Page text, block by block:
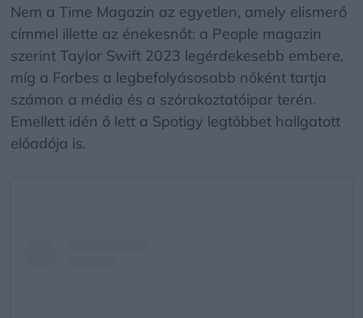
Nem a Time Magazin az egyetlen, amely elismerő
címmel illette az énekesnőt: a People magazin
szerint Taylor Swift 2023 legérdekesebb embere,
míg a Forbes a legbefolyásosabb nőként tartja
számon a média és a szórakoztatóipar terén.
Emellett idén ő lett a Spotigy legtöbbet hallgatott
előadója is.